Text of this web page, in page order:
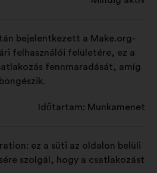
s
a
bejelentkezett a Make.org-
felhasználói felületére, ez a
fennmaradását, amíg
Időtartam: Munkamenet
ez a süti az oldalon belüli
szolgál, hogy a csatlakozást